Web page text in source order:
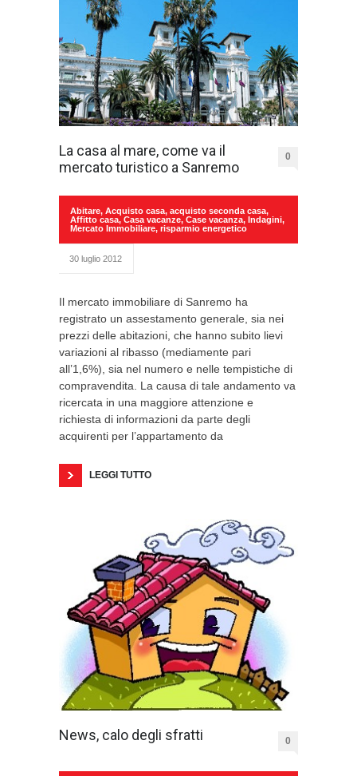
La casa al mare, come va il
mercato turistico a Sanremo
0
Abitare, Acquisto casa, acquisto seconda casa,
Affitto casa, Casa vacanze, Case vacanza, Indagini,
Mercato Immobiliare, risparmio energetico
30 luglio 2012
Il mercato immobiliare di Sanremo ha
registrato un assestamento generale, sia nei
prezzi delle abitazioni, che hanno subito lievi
variazioni al ribasso (mediamente pari
all’1,6%), sia nel numero e nelle tempistiche di
compravendita. La causa di tale andamento va
ricercata in una maggiore attenzione e
richiesta di informazioni da parte degli
acquirenti per l’appartamento da
LEGGI TUTTO
News, calo degli sfratti 0